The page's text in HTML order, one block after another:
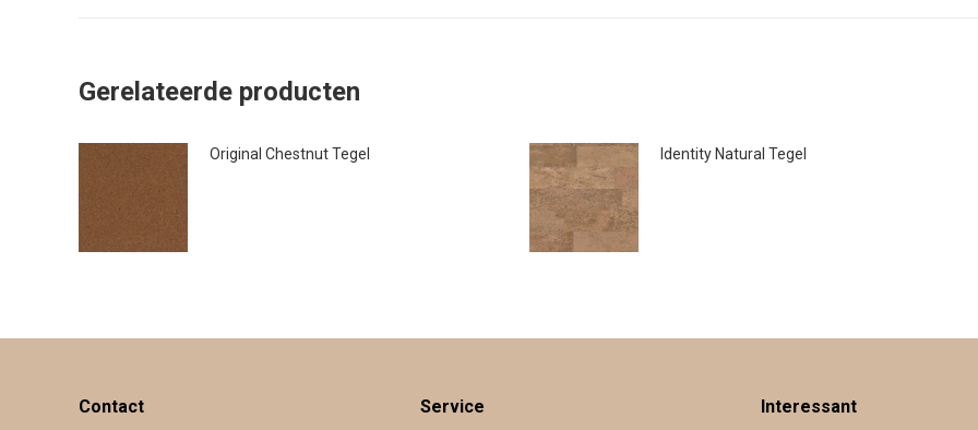
Gerelateerde producten
Original Chestnut Tegel Identity Natural Tegel
Contact Service Interessant